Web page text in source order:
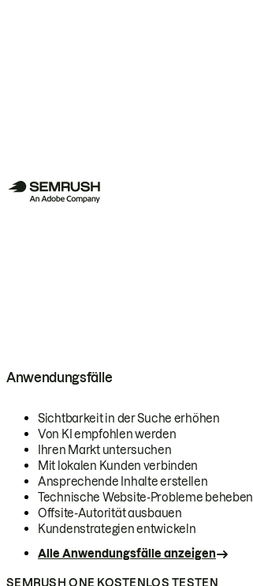
Anwendungsfälle
Sichtbarkeit in der Suche erhöhen
Von KI empfohlen werden
Ihren Markt untersuchen
Mit lokalen Kunden verbinden
Ansprechende Inhalte erstellen
Technische Website-Probleme beheben
Offsite-Autorität ausbauen
Kundenstrategien entwickeln
Alle Anwendungsfälle anzeigen
SEMRUSH ONE KOSTENLOS TESTEN